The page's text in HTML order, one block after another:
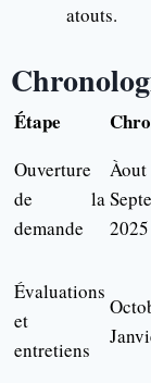
atouts.
Étape
Ouverture
de la
demande
2025
Évaluations
et
entretiens